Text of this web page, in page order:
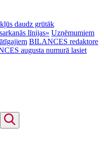
daudz grūtāk
līnijas» Uzņēmumiem
BILANCES redaktore
augusta numurā lasiet